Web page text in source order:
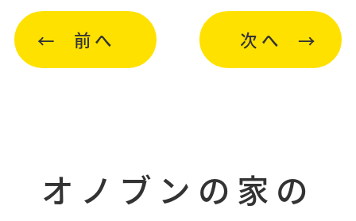
前へ 次へ
オノブンの家の